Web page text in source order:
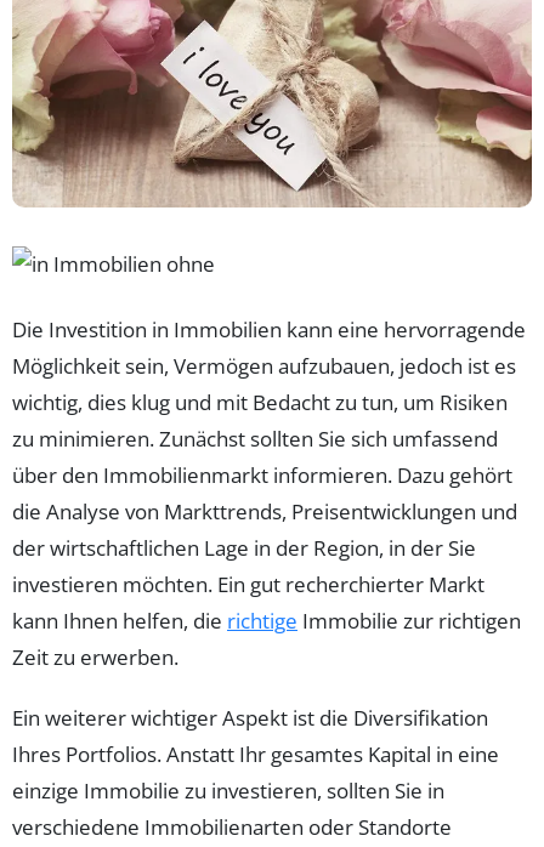
Die Investition in Immobilien kann eine hervorragende
Möglichkeit sein, Vermögen aufzubauen, jedoch ist es
wichtig, dies klug und mit Bedacht zu tun, um Risiken
zu minimieren. Zunächst sollten Sie sich umfassend
über den Immobilienmarkt informieren. Dazu gehört
die Analyse von Markttrends, Preisentwicklungen und
der wirtschaftlichen Lage in der Region, in der Sie
investieren möchten. Ein gut recherchierter Markt
kann Ihnen helfen, die richtige Immobilie zur richtigen
Zeit zu erwerben.
Ein weiterer wichtiger Aspekt ist die Diversifikation
Ihres Portfolios. Anstatt Ihr gesamtes Kapital in eine
einzige Immobilie zu investieren, sollten Sie in
verschiedene Immobilienarten oder Standorte